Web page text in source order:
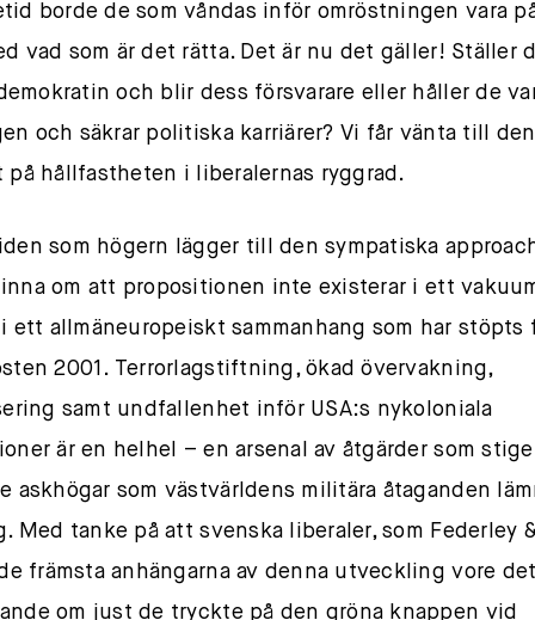
borde de som våndas inför omröstningen vara
vad som är det rätta. Det är nu det gäller! Ställer
och blir dess försvarare eller håller de
och säkrar politiska karriärer? Vi får vänta till
på hållfastheten i liberalernas ryggrad.
som högern lägger till den sympatiska
om att propositionen inte existerar i ett
ett allmäneuropeiskt sammanhang som har stöpts
2001. Terrorlagstiftning, ökad övervakning,
samt undfallenhet inför USA:s nykoloniala
är en helhel – en arsenal av åtgärder som
askhögar som västvärldens militära åtaganden
Med tanke på att svenska liberaler, som Federley
främsta anhängarna av denna utveckling vore
om just de tryckte på den gröna knappen vid